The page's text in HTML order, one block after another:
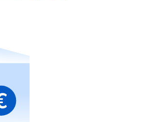
regalo de tus marcas favoritas con
tarjetas regalo